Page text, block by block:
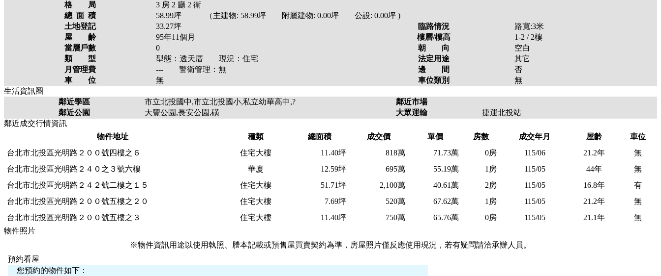
格 局
3 房 2 廳 2 衛
總 面 積
58.99坪 （主建物: 58.99坪 附屬建物: 0.00坪 公設: 0.00坪 )
土地登記
33.27坪 臨路情況
路寬:3米
屋 齡
95年11個月 樓層/樓高 1-2 / 2樓
當層戶數
0 朝 向
空白
類 型
型態： 透天厝 現況： 住宅 法定用途
其它
月管理費
--- 警衛管理： 無 邊 間
否
車 位
無 車位類別
無
生活資訊圈
鄰近學區
市立北投國中,市立北投國小,私立幼華高中,?
鄰近市場
鄰近公園
大豐公園,長安公園,磺 大眾運輸
捷運北投站
鄰近成交行情資訊
物件地址
種類 總面積 成交價 單價 房數 成交年月 屋齡
車位
台北市北投區光明路２００號四樓之６
住宅大樓 11.40坪 818萬 71.73萬 0房 115/06 21.2年
無
台北市北投區光明路２４０之３號六樓
華廈 12.59坪 695萬 55.19萬 1房 115/05 44年
無
台北市北投區光明路２４２號二樓之１５
住宅大樓 51.71坪 2,100萬 40.61萬 2房 115/05 16.8年
有
台北市北投區光明路２００號五樓之２０
住宅大樓 7.69坪 520萬 67.62萬 1房 115/05 21.2年
無
台北市北投區光明路２００號五樓之３
住宅大樓 11.40坪 750萬 65.76萬 0房 115/05 21.1年
無
物件照片
※物件資訊用途以使用執照、謄本記載或預售屋買賣契約為準，房屋照片僅反應使用現況，若有疑問請洽承辦人員。